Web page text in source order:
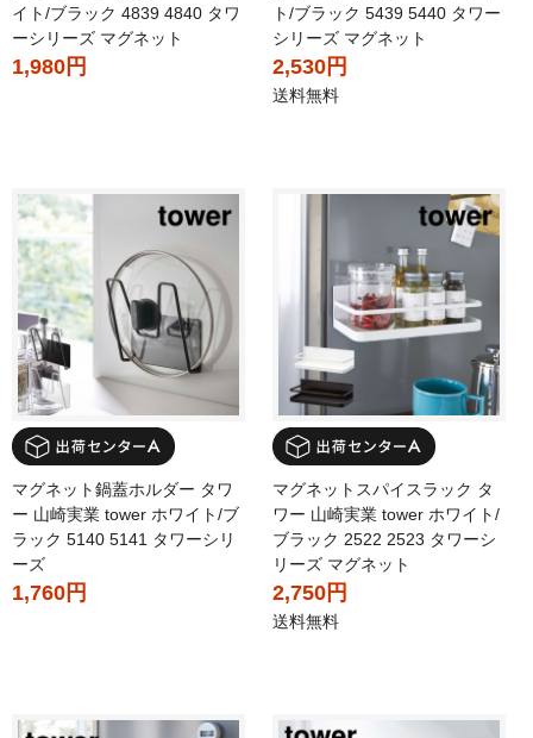
イト/ブラック 4839 4840 タワ
ーシリーズ マグネット
1,980円
ト/ブラック 5439 5440 タワー
シリーズ マグネット
2,530円
送料無料
マグネット鍋蓋ホルダー タワ
ー 山崎実業 tower ホワイト/ブ
ラック 5140 5141 タワーシリ
ーズ
1,760円
マグネットスパイスラック タ
ワー 山崎実業 tower ホワイト/
ブラック 2522 2523 タワーシ
リーズ マグネット
2,750円
送料無料